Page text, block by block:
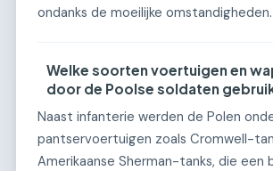
ondanks de moeilijke omstandigheden.
Welke soorten voertuigen en
door de Poolse soldaten
Naast infanterie werden de Polen
pantservoertuigen zoals Cromwell-
Amerikaanse Sherman-tanks, die een